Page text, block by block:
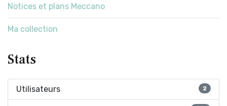
Notices et plans Meccano
Ma collection
Stats
Utilisateurs 2